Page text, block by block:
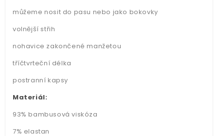
můžeme nosit do pasu nebo jako bokovky
volnější střih
nohavice zakončené manžetou
tříčtvrteční délka
postranní kapsy
Materiál:
93% bambusová viskóza
7% elastan